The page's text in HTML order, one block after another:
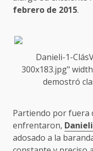
febrero de 2015.
Danieli-1-
300x183.jpg"
demostró
Partiendo por fuera
enfrentaron, Danieli
adosado a la